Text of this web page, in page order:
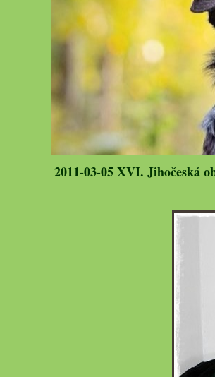
2011-03-05 XVI. Jihočeská